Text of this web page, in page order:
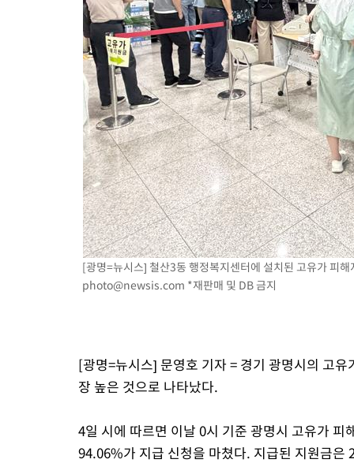
[속보] SKT, 에이닷 서비스 장애 발생…"원인 파악 중"
[속보]합참 "북, 동해상으로 미상 발사체 발사"
'낮 최고 39도' 불볕더위…한밤 열대야도 계속[내일날씨]
[속보]7~9일 프로야구 3연전도 폭염 취소…11일 재개
"韓 외환시장 개입 관측 배경엔 美의 대한국 무역적자 있어"
'월드컵 탈락 후폭풍' 축구협회…초유의 압수수색에 '충격·당
서울 낮 37.9도, 올여름 최고치 경신…영등포 순간 '40도'
[속보]종합특검, 대검 추가 압수수색…내란 중요임무종사 혐의
[속보]코스닥, 800p 회복…0.26% 오른 801.67 마감
[속보]코스피, 301.88포인트(4.58%) 내린 6296.38 마감
[속보]원·달러 환율, 0.7원 내린 1423.8원 마감
"여기 떨어졌다"…다누리, 스페이스X 로켓 달 충돌 흔적 포착
손흥민, 5경기 연속골 실패…LAFC는 승부차기 끝 과달라하라 격파
내일까지 39도 '펄펄'…기상청 "태풍 지나며 폭염 잠시 꺾인다"
[광명=뉴시스] 철산3동 행정복지센터에 설치된 고유가 피
photo@newsis.com *재판매 및 DB 금지
[광명=뉴시스] 문영호 기자 = 경기 광명시의 고
장 높은 것으로 나타났다.
4일 시에 따르면 이날 0시 기준 광명시 고유가
94.06%가 지급 신청을 마쳤다. 지급된 지원금